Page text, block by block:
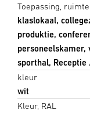
Toepassing, ruimte
klaslokaal,
produktie,
sporthal, Receptie
kleur
wit
Kleur, RAL